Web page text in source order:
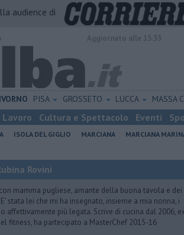
audience di
PISA GROSSETO LUCCA MASSA
Lavoro Cultura e Spettacolo Eventi
ISOLA DEL GIGLIO MARCIANA MARCIANA
Rovini
mamma pugliese, amante della buona tavola e dei
stata lei che mi ha insegnato, insieme a mia nonna, i
affettivamente più legata. Scrive di cucina dal 2006,
fitness, ha partecipato a MasterChef 2015-16